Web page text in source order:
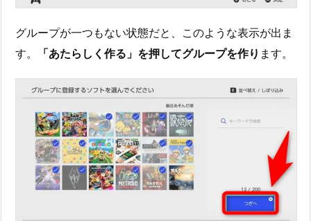
グループが一つもない状態だと、このような表示が出ま
す。
「あたらしく作る」を押してグループを作り ます。